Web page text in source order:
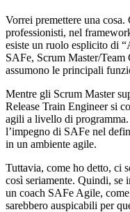
Vorrei premettere una
professionisti, nel
esiste un ruolo esplicito di
SAFe, Scrum Master/Team
assumono le principali
Mentre gli Scrum Master
Release Train Engineer si
agili a livello di
l’impegno di SAFe nel
in un ambiente agile.
Tuttavia, come ho detto, ci
così seriamente. Quindi, se
un coach SAFe Agile,
sarebbero auspicabili per